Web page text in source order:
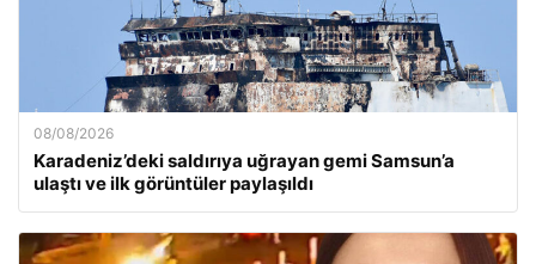
08/08/2026
Karadeniz’deki saldırıya uğrayan gemi Samsun’a
ulaştı ve ilk görüntüler paylaşıldı